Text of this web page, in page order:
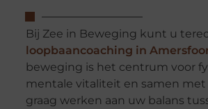
Bij Zee in Beweging kunt u
loopbaancoaching in
beweging is het centrum voor
mentale vitaliteit en samen met
graag werken aan uw balans